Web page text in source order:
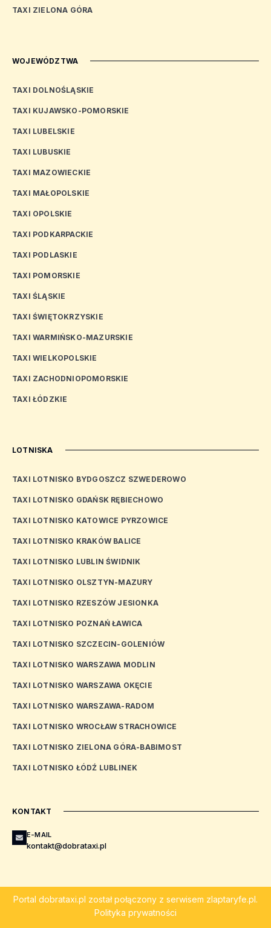
TAXI ZIELONA GÓRA
WOJEWÓDZTWA
TAXI DOLNOŚLĄSKIE
TAXI KUJAWSKO-POMORSKIE
TAXI LUBELSKIE
TAXI LUBUSKIE
TAXI MAZOWIECKIE
TAXI MAŁOPOLSKIE
TAXI OPOLSKIE
TAXI PODKARPACKIE
TAXI PODLASKIE
TAXI POMORSKIE
TAXI ŚLĄSKIE
TAXI ŚWIĘTOKRZYSKIE
TAXI WARMIŃSKO-MAZURSKIE
TAXI WIELKOPOLSKIE
TAXI ZACHODNIOPOMORSKIE
TAXI ŁÓDZKIE
LOTNISKA
TAXI LOTNISKO BYDGOSZCZ SZWEDEROWO
TAXI LOTNISKO GDAŃSK RĘBIECHOWO
TAXI LOTNISKO KATOWICE PYRZOWICE
TAXI LOTNISKO KRAKÓW BALICE
TAXI LOTNISKO LUBLIN ŚWIDNIK
TAXI LOTNISKO OLSZTYN-MAZURY
TAXI LOTNISKO RZESZÓW JESIONKA
TAXI LOTNISKO POZNAŃ ŁAWICA
TAXI LOTNISKO SZCZECIN-GOLENIÓW
TAXI LOTNISKO WARSZAWA MODLIN
TAXI LOTNISKO WARSZAWA OKĘCIE
TAXI LOTNISKO WARSZAWA-RADOM
TAXI LOTNISKO WROCŁAW STRACHOWICE
TAXI LOTNISKO ZIELONA GÓRA-BABIMOST
TAXI LOTNISKO ŁÓDŹ LUBLINEK
KONTAKT
E-MAIL
kontakt@dobrataxi.pl
Portal dobrataxi.pl został połączony z serwisem zlaptaryfe.pl.
Polityka prywatności